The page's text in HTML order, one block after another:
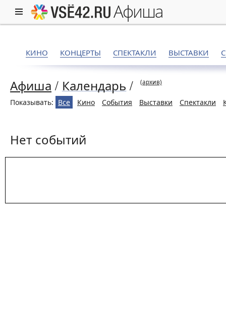
афиша
КИНО КОНЦЕРТЫ СПЕКТАКЛИ ВЫСТАВКИ
Афиша / Календарь / (архив)
Показывать: Все Кино События Выставки Спектакли
Нет событий